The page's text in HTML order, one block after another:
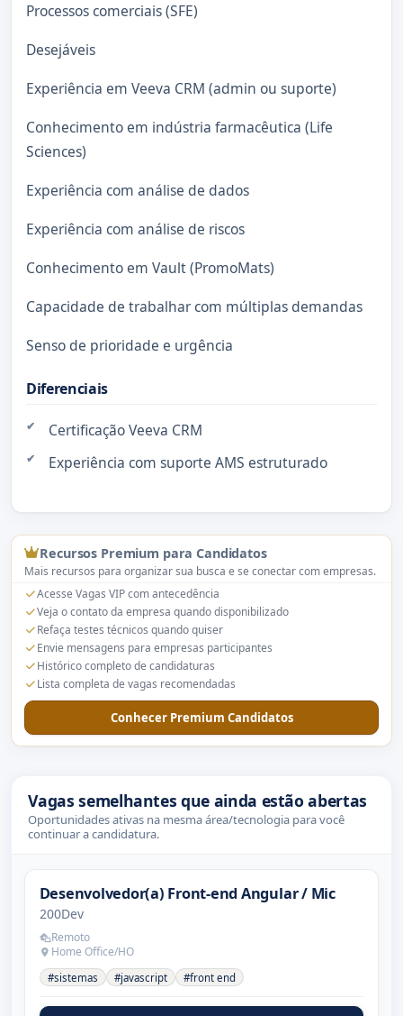
Processos comerciais (SFE)
Desejáveis
Experiência em Veeva CRM (admin ou suporte)
Conhecimento em indústria farmacêutica (Life
Sciences)
Experiência com análise de dados
Experiência com análise de riscos
Conhecimento em Vault (PromoMats)
Capacidade de trabalhar com múltiplas demandas
Senso de prioridade e urgência
Diferenciais
Certificação Veeva CRM
Experiência com suporte AMS estruturado
Recursos Premium para Candidatos
Mais recursos para organizar sua busca e se conectar com empresas.
Acesse Vagas VIP com antecedência
Veja o contato da empresa quando disponibilizado
Refaça testes técnicos quando quiser
Envie mensagens para empresas participantes
Histórico completo de candidaturas
Lista completa de vagas recomendadas
Conhecer Premium Candidatos
Vagas semelhantes que ainda estão abertas
Oportunidades ativas na mesma área/tecnologia para você
continuar a candidatura.
Desenvolvedor(a) Front-end Angular / Mic
200Dev
Remoto
Home Office/HO
#sistemas #javascript #front end